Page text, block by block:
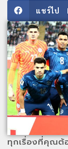
แชร์ไป
ทุกเรื่องที่คุณต้